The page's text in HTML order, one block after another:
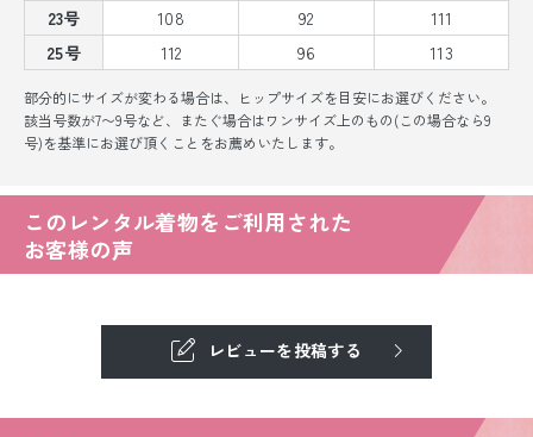
23号
108 92
111
25号
112 96 113
部分的にサイズが変わる場合は、ヒップサイズを目安にお選びください。
該当号数が7〜9号など、またぐ場合はワンサイズ上のもの(この場合なら9
号)を基準にお選び頂くことをお薦めいたします。
このレンタル着物をご利用された
お客様の声
レビューを投稿する